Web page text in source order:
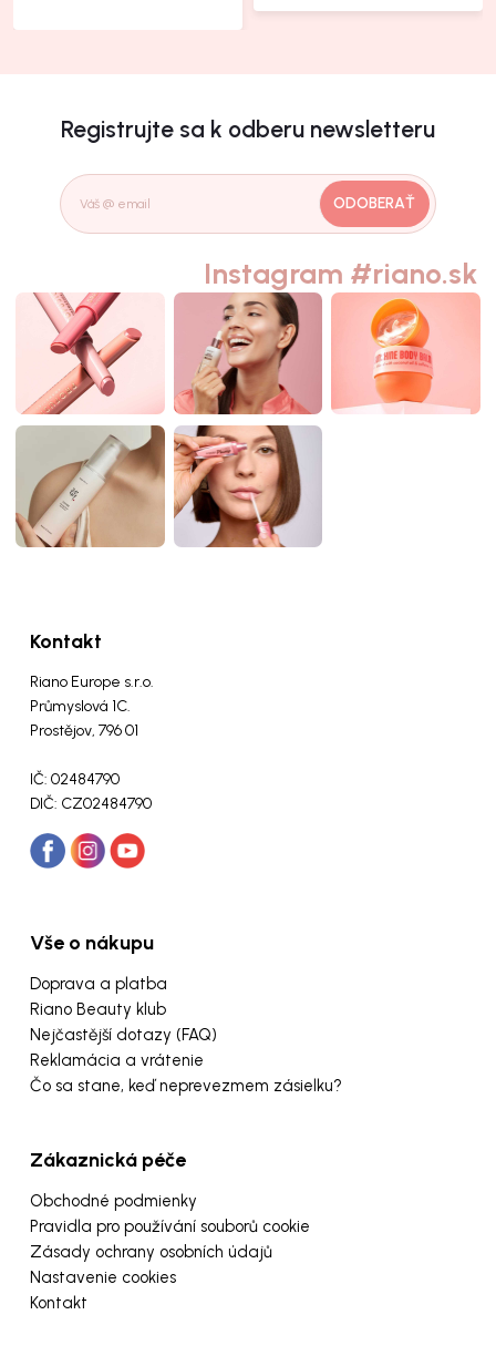
Registrujte sa k odberu newsletteru
ODOBERAŤ
Instagram #riano.sk
Kontakt
Riano Europe s.r.o.
Průmyslová 1C.
Prostějov, 796 01
IČ: 02484790
DIČ: CZ02484790
Vše o nákupu
Doprava a platba
Riano Beauty klub
Nejčastější dotazy (FAQ)
Reklamácia a vrátenie
Čo sa stane, keď neprevezmem zásielku?
Zákaznická péče
Obchodné podmienky
Pravidla pro používání souborů cookie
Zásady ochrany osobních údajů
Nastavenie cookies
Kontakt